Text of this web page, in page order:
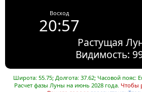
Восход
20:57
Растущая
Видимость:
Широта: 55.75; Долгота: 37.62; Часовой пояс:
Расчет фазы Луны на июнь 2028 года. Чтобы